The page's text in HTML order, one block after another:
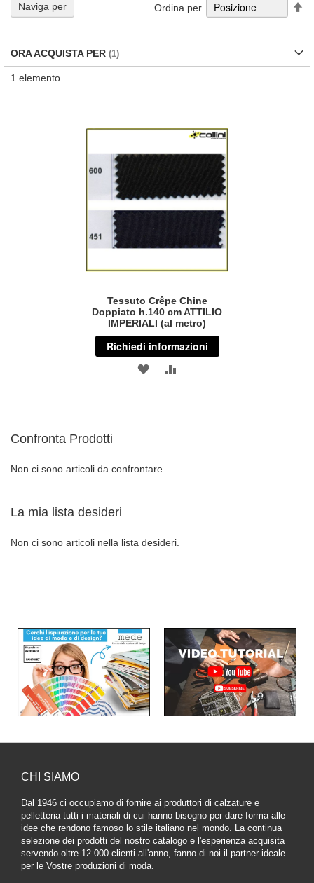
1 elemento
Ordina per
Tessuto Crêpe Chine
Doppiato h.140 cm ATTILIO
IMPERIALI (al metro)
Richiedi informazioni
AGGIUNGI
Naviga per
ORA ACQUISTA PER
Confronta Prodotti
Non ci sono articoli da confrontare.
La mia lista desideri
Non ci sono articoli nella lista desideri.
CHI SIAMO
Dal 1946 ci occupiamo di fornire ai produttori di calzature e
pelletteria tutti i materiali di cui hanno bisogno per dare forma alle
idee che rendono famoso lo stile italiano nel mondo. La continua
selezione dei prodotti del nostro catalogo e l'esperienza acquisita
servendo oltre 12.000 clienti all'anno, fanno di noi il partner ideale
per le Vostre produzioni di moda.